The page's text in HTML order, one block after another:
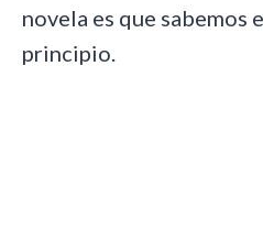
novela es que sabemos
principio.